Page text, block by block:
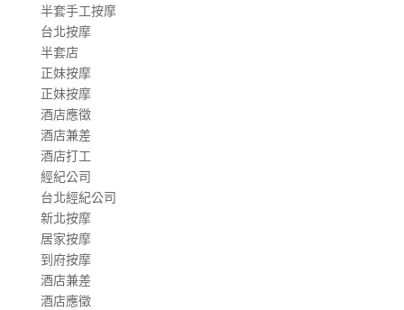
半套手工按摩
台北按摩
半套店
正妹按摩
正妹按摩
酒店應徵
酒店兼差
酒店打工
經紀公司
台北經紀公司
新北按摩
居家按摩
到府按摩
酒店兼差
酒店應徵